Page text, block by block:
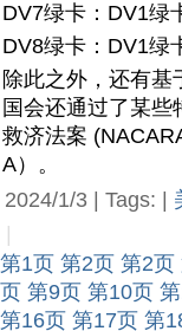
DV7绿卡：DV1绿
DV8绿卡：DV1绿
除此之外，还有基
国会还通过了某些
救济法案
A）。
2024/1/3 | Tags: |
第1页 第2页 第2页
页 第9页 第10页
第16页 第17页 第